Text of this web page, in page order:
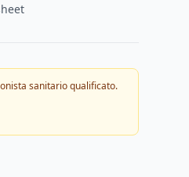
sanitario qualificato.